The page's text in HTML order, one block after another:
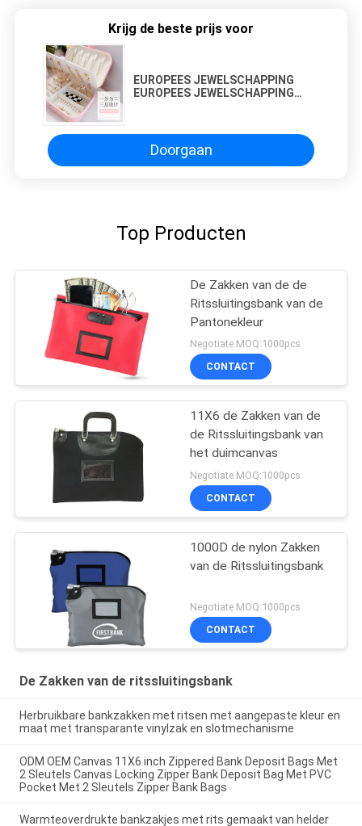
Krijg de beste prijs voor
EUROPEES JEWELSCHAPPING
EUROPEES JEWELSCHAPPING
Verpakking JEWELSCHAPPING
Doorgaan
Top Producten
De Zakken van de de
Ritssluitingsbank van de
Pantonekleur
Negotiate MOQ:1000pcs
CONTACT
11X6 de Zakken van de
de Ritssluitingsbank van
het duimcanvas
Negotiate MOQ:1000pcs
CONTACT
1000D de nylon Zakken
van de Ritssluitingsbank
Negotiate MOQ:1000pcs
CONTACT
De Zakken van de ritssluitingsbank
Herbruikbare bankzakken met ritsen met aangepaste kleur en
maat met transparante vinylzak en slotmechanisme
ODM OEM Canvas 11X6 inch Zippered Bank Deposit Bags Met
2 Sleutels Canvas Locking Zipper Bank Deposit Bag Met PVC
Pocket Met 2 Sleutels Zipper Bank Bags
Warmteoverdrukte bankzakjes met rits gemaakt van helder